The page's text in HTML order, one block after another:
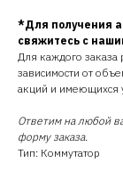
*Для получения
свяжитесь с
Для каждого заказа
зависимости от
акций и имеющихся
Ответим на любой
форму заказа.
Тип: Коммутатор